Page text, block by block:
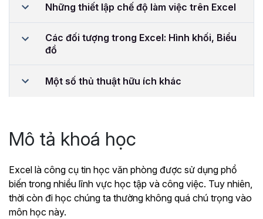
Những thiết lập chế độ làm việc trên Excel
Các đối tượng trong Excel: Hình khối, Biểu
đồ
Một số thủ thuật hữu ích khác
Mô tả khoá học
Excel là công cụ tin học văn phòng được sử dụng phổ
biến trong nhiều lĩnh vực học tập và công việc. Tuy nhiên,
thời còn đi học chúng ta thường không quá chú trọng vào
môn học này.